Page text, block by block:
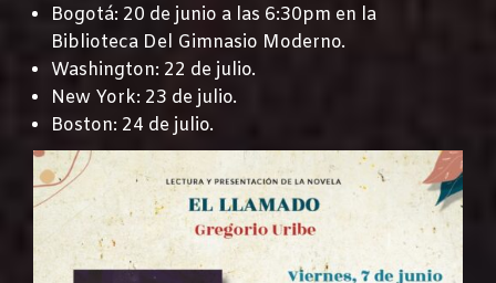
Bogotá: 20 de junio a las 6:30pm en la
Biblioteca Del Gimnasio Moderno.
Washington: 22 de julio.
New York: 23 de julio.
Boston: 24 de julio.